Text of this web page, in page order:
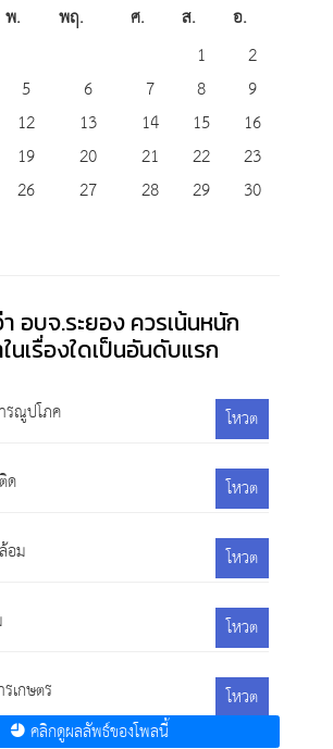
พ. พฤ. ศ. ส.
อ.
1
2
5 6 7 8
9
12 13 14 15
16
19 20 21 22
23
26 27 28 29
30
อบจ.ระยอง ควรเน้นหนัก
นเรื่องใดเป็นอันดับแรก
รณูปโภค โหวต
ด โหวต
อม โหวต
โหวต
เกษตร
โหวต
คลิกดูผลลัพธ์ของโพลนี้